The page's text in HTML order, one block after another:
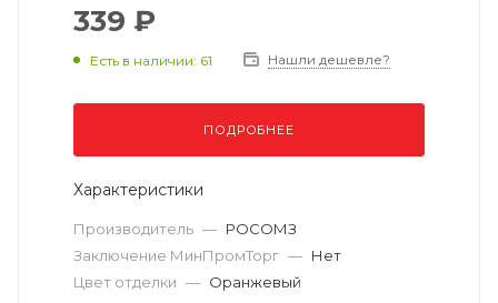
339 ₽
Есть в наличии: 61 Нашли дешевле?
ПОДРОБНЕЕ
Характеристики
Производитель — РОСОМЗ
Заключение МинПромТорг — Нет
Цвет отделки — Оранжевый